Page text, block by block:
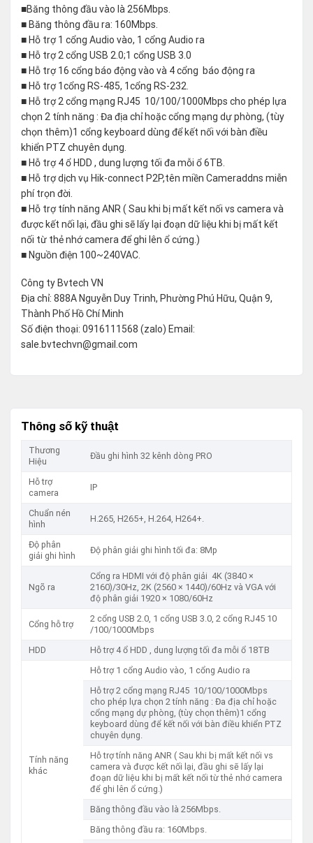
■Băng thông đầu vào là 256Mbps.
■ Băng thông đầu ra: 160Mbps.
■ Hỗ trợ 1 cổng Audio vào, 1 cổng Audio ra
■ Hỗ trợ 2 cổng USB 2.0;1 cổng USB 3.0
■ Hỗ trợ 16 cổng báo động vào và 4 cổng báo động ra
■ Hỗ trợ 1cổng RS-485, 1cổng RS-232.
■ Hỗ trợ 2 cổng mạng RJ45 10/100/1000Mbps cho phép lựa
chọn 2 tính năng : Đa địa chỉ hoặc cổng mạng dự phòng, (tùy
chọn thêm)1 cổng keyboard dùng để kết nối với bàn điều
khiển PTZ chuyên dụng.
■ Hỗ trợ 4 ổ HDD , dung lượng tối đa mỗi ổ 6TB.
■ Hỗ trợ dịch vụ Hik-connect P2P,tên miền Cameraddns miễn
phí trọn đời.
■ Hỗ trợ tính năng ANR ( Sau khi bị mất kết nối vs camera và
được kết nối lại, đầu ghi sẽ lấy lại đoạn dữ liệu khi bị mất kết
nối từ thẻ nhớ camera để ghi lên ổ cứng.)
■ Nguồn điện 100~240VAC.
Công ty Bvtech VN
Địa chỉ: 888A Nguyễn Duy Trinh, Phường Phú Hữu, Quận 9,
Thành Phố Hồ Chí Minh
Số điện thoại: 0916111568 (zalo) Email:
sale.bvtechvn@gmail.com
Thông số kỹ thuật
Thương
Hiệu
Đầu ghi hình 32 kênh dòng PRO
Hỗ trợ
camera
IP
Chuẩn nén
hình
H.265, H265+, H.264, H264+.
Độ phân
giải ghi hình
Độ phân giải ghi hình tối đa: 8Mp
Ngõ ra
Cổng ra HDMI với độ phân giải 4K (3840 ×
2160)/30Hz, 2K (2560 × 1440)/60Hz và VGA với
độ phân giải 1920 × 1080/60Hz
Cổng hỗ trợ
2 cổng USB 2.0, 1 cổng USB 3.0, 2 cổng RJ45 10
/100/1000Mbps
HDD
Hỗ trợ 4 ổ HDD , dung lượng tối đa mỗi ổ 18TB
Tính năng
khác
Hỗ trợ 1 cổng Audio vào, 1 cổng Audio ra
Hỗ trợ 2 cổng mạng RJ45 10/100/1000Mbps
cho phép lựa chọn 2 tính năng : Đa địa chỉ hoặc
cổng mạng dự phòng, (tùy chọn thêm)1 cổng
keyboard dùng để kết nối với bàn điều khiển PTZ
chuyên dụng.
Hỗ trợ tính năng ANR ( Sau khi bị mất kết nối vs
camera và được kết nối lại, đầu ghi sẽ lấy lại
đoạn dữ liệu khi bị mất kết nối từ thẻ nhớ camera
để ghi lên ổ cứng.)
Băng thông đầu vào là 256Mbps.
Băng thông đầu ra: 160Mbps.